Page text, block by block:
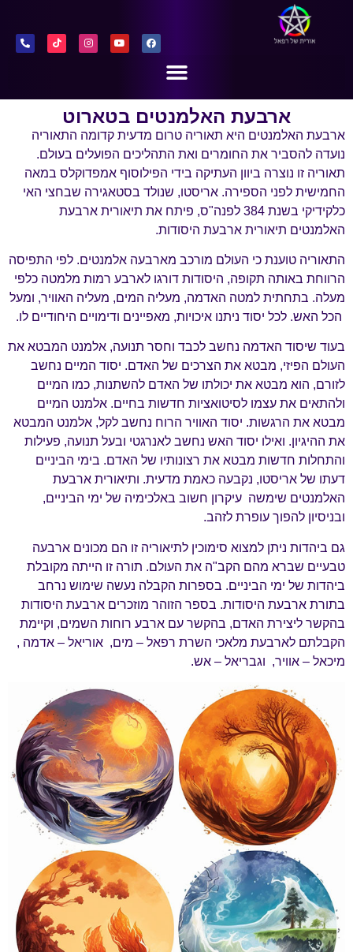
ארבעת האלמנטים בטארוט
ארבעת האלמנטים היא תאוריה טרום מדעית קדומה התאוריה
נועדה להסביר את החומרים ואת התהליכים הפועלים בעולם.
תאוריה זו נוצרה ביוון העתיקה בידי הפילוסוף אמפדוקלס במאה
החמישית לפני הספירה. אריסטו, שנולד בסטאגירה שבחצי האי
כלקידיקי בשנת 384 לפנה"ס, פיתח את תיאורית ארבעת
האלמנטים תיאורית ארבעת היסודות.
התאוריה טוענת כי העולם מורכב מארבעה אלמנטים. לפי התפיסה
הרווחת באותה תקופה, היסודות דורגו לארבע רמות מלמטה כלפי
מעלה. בתחתית למטה האדמה, מעליה המים, מעליה האוויר, ומעל
הכל האש. לכל יסוד ניתנו איכויות, מאפיינים ודימויים היחודיים לו.
בעוד שיסוד האדמה נחשב לכבד וחסר תנועה, אלמנט המבטא את
העולם הפיזי, מבטא את הצרכים של האדם. יסוד המיים נחשב
לזורם, הוא מבטא את יכולתו של האדם להשתנות, כמו המיים
ולהתאים את עצמו לסיטואציות חדשות בחיים. אלמנט המיים
מבטא את הרגשות. יסוד האוויר הרוח נחשב לקל, אלמנט המבטא
את ההיגיון. ואילו יסוד האש נחשב לאנרגטי ובעל תנועה, פעילות
והתחלות חדשות מבטא את רצונותיו של האדם. בימי הביניים
דעתו של אריסטו, נקבעה כאמת מדעית. ותיאורית ארבעת
האלמנטים שימשה עיקרון חשוב באלכימיה של ימי הביניים,
ובניסיון להפוך עופרת לזהב.
גם ביהדות ניתן למצוא סימוכין לתיאוריה זו הם מכונים ארבעה
טבעיים שברא מהם הקב"ה את העולם. תורה זו הייתה מקובלת
ביהדות של ימי הביניים. בספרות הקבלה נעשה שימוש נרחב
בתורת ארבעת היסודות. בספר הזוהר מוזכרים ארבעת היסודות
בהקשר ליצירת האדם, בהקשר עם ארבע רוחות השמים, וקיימת
הקבלתם לארבעת מלאכי השרת רפאל – מים, אוריאל – אדמה ,
מיכאל – אוויר, וגבריאל – אש.